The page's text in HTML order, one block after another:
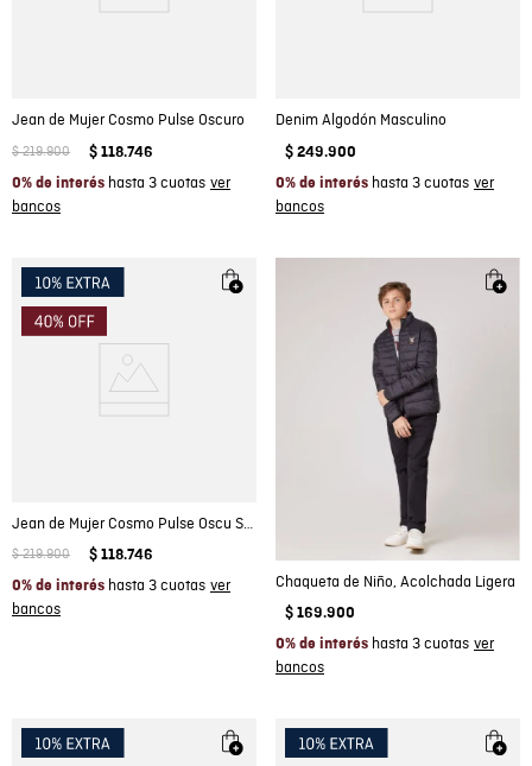
Jean de Mujer Cosmo Pulse Oscuro
$ 219.900 $ 118.746
0% de interés hasta 3 cuotas
Denim Algodón Masculino
$ 249.900
0% de interés hasta 3 cuotas
Jean de Mujer Cosmo Pulse Oscu Skinny
$ 219.900 $ 118.746
0% de interés hasta 3 cuotas Chaqueta de Niño, Acolchada Ligera
$ 169.900
0% de interés hasta 3 cuotas